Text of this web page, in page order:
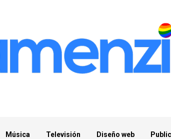
Música Televisión Diseño web